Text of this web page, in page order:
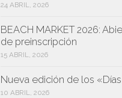
24 ABRIL, 2026
BEACH MARKET 2026:
de preinscripción
15 ABRIL, 2026
Nueva edición de los
10 ABRIL, 2026